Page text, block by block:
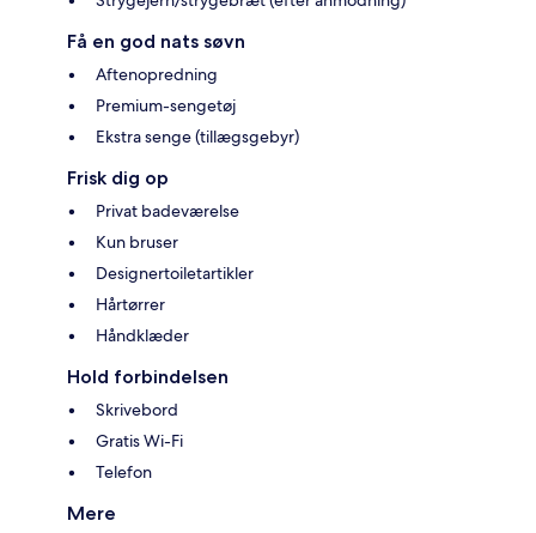
Få en god nats søvn
Aftenopredning
Premium-sengetøj
Ekstra senge (tillægsgebyr)
Frisk dig op
Privat badeværelse
Kun bruser
Designertoiletartikler
Hårtørrer
Håndklæder
Hold forbindelsen
Skrivebord
Gratis Wi-Fi
Telefon
Mere